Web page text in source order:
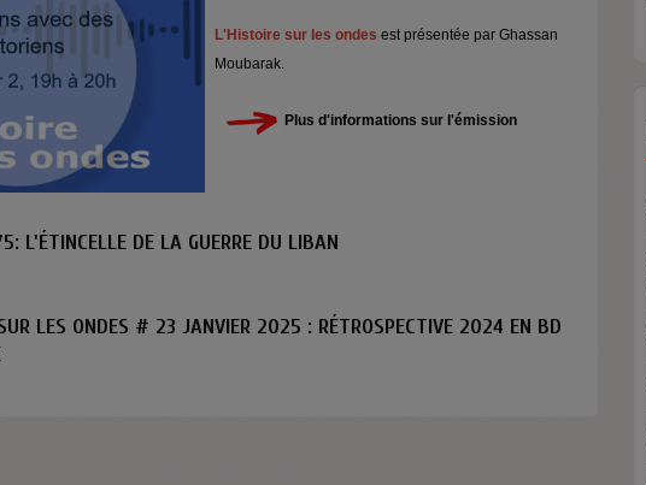
L'Histoire sur les ondes est présentée par Ghassan
Moubarak.
Plus d'informations sur l'émission
L'ÉTINCELLE DE LA GUERRE DU LIBAN
LES ONDES # 23 JANVIER 2025 : RÉTROSPECTIVE 2024 EN BD